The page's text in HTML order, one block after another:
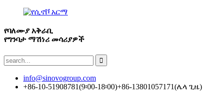
የባለሙያ አቅራቢ
የግንባታ ማሽነሪ መሳሪያዎች
info@sinovogroup.com
+86-10-51908781(9፡00-18፡00)+86-13801057171(ሌላ ጊዜ)